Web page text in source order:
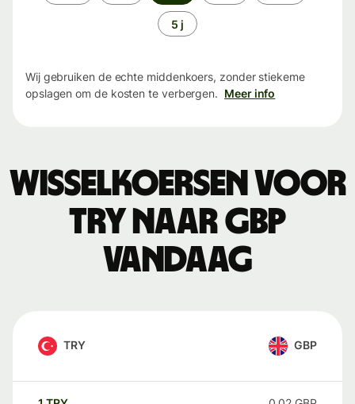
5 j
Wij gebruiken de echte middenkoers, zonder stiekeme
opslagen om de kosten te verbergen. Meer info
Wisselkoersen voor
TRY naar GBP
vandaag
TRY GBP